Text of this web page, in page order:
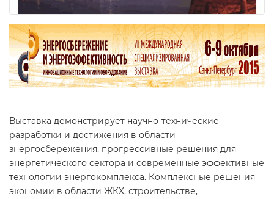
Выставка демонстрирует научно-технические
разработки и достижения в области
знергосбережения, прогрессивные решения для
энергетического сектора и современные эффективные
технологии энергокомплекса. Комплексные решения
экономии в области ЖКХ, строительстве,